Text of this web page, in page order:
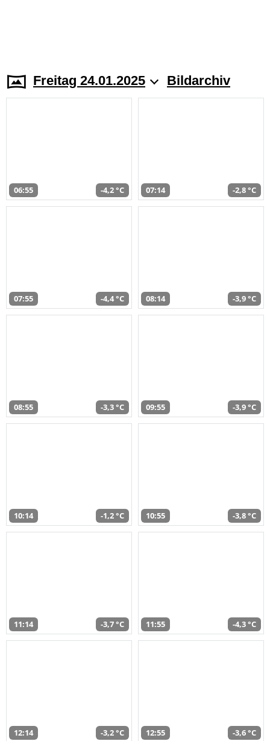
Freitag 24.01.2025 Bildarchiv
06:55 -4,2 °C 07:14 -2,8 °C
07:55 -4,4 °C 08:14 -3,9 °C
08:55 -3,3 °C 09:55 -3,9 °C
10:14 -1,2 °C 10:55 -3,8 °C
11:14 -3,7 °C 11:55 -4,3 °C
12:14 -3,2 °C 12:55 -3,6 °C